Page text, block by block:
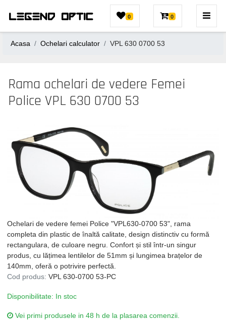
0 0
Acasa Ochelari calculator VPL 630 0700 53
Rama ochelari de vedere Femei
Police VPL 630 0700 53
Ochelari de vedere femei Police "VPL630-0700 53", rama
completa din plastic de înaltă calitate, design distinctiv cu formă
rectangulara, de culoare negru. Confort și stil într-un singur
produs, cu lățimea lentilelor de 51mm și lungimea brațelor de
140mm, oferă o potrivire perfectă.
Cod produs: VPL 630-0700 53-PC
Disponibilitate: In stoc
Vei primi produsele in 48 h de la plasarea comenzii.